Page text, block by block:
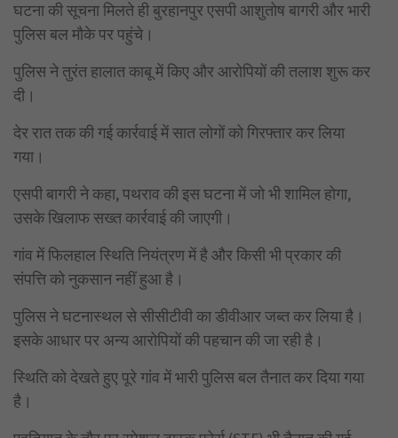
घटना की सूचना मिलते ही बुरहानपुर एसपी आशुतोष बागरी और भारी
पुलिस बल मौके पर पहुंचे।
पुलिस ने तुरंत हालात काबू में किए और आरोपियों की तलाश शुरू कर
दी।
देर रात तक की गई कार्रवाई में सात लोगों को गिरफ्तार कर लिया
गया।
एसपी बागरी ने कहा, पथराव की इस घटना में जो भी शामिल होगा,
उसके खिलाफ सख्त कार्रवाई की जाएगी।
गांव में फिलहाल स्थिति नियंत्रण में है और किसी भी प्रकार की
संपत्ति को नुकसान नहीं हुआ है।
पुलिस ने घटनास्थल से सीसीटीवी का डीवीआर जब्त कर लिया है।
इसके आधार पर अन्य आरोपियों की पहचान की जा रही है।
स्थिति को देखते हुए पूरे गांव में भारी पुलिस बल तैनात कर दिया गया
है।